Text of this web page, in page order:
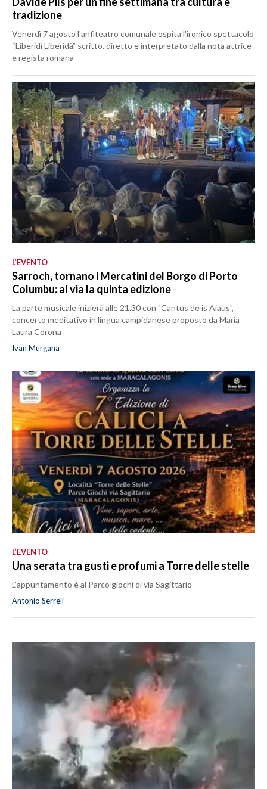
tradizione
Venerdì 7 agosto l'anfiteatro comunale ospita l'ironico spettacolo
“Liberidì Liberidà” scritto, diretto e interpretato dalla nota attrice
e regista romana
L’EVENTO
Sarroch, tornano i Mercatini del Borgo di Porto
Columbu: al via la quinta edizione
La parte musicale inizierà alle 21.30 con "Cantus de is Aiaus",
concerto meditativo in lingua campidanese proposto da Maria
Laura Corona
Ivan Murgana
L’EVENTO
Una serata tra gusti e profumi a Torre delle stelle
L'appuntamento è al Parco giochi di via Sagittario
Antonio Serreli